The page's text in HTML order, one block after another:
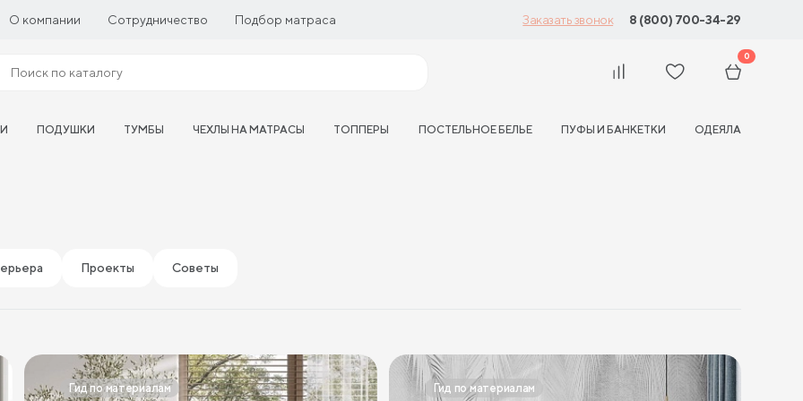
О компании Сотрудничество Подбор матраса Заказать звонок 8 (800) 700-34-29
0
ПОДУШКИ ТУМБЫ ЧЕХЛЫ НА МАТРАСЫ ТОППЕРЫ ПОСТЕЛЬНОЕ БЕЛЬЕ ПУФЫ И БАНКЕТКИ ОДЕЯЛА
Проекты Советы
Гид по материалам Гид по материалам